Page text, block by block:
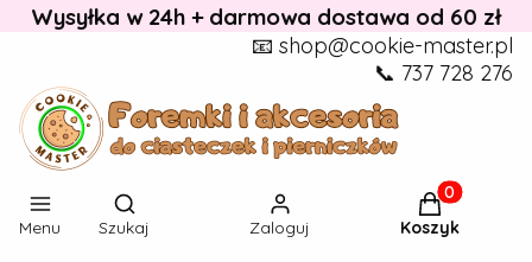
Wysyłka w 24h + darmowa dostawa od 60 zł
📧 shop@cookie-master.pl
📞 737 728 276
Menu
Otwórz wyszukiwarkę
Szukaj Zaloguj
Produkty w
Koszyk